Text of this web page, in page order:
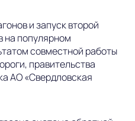
и запуск второй
на популярном
совместной работы
правительства
АО «Свердловская